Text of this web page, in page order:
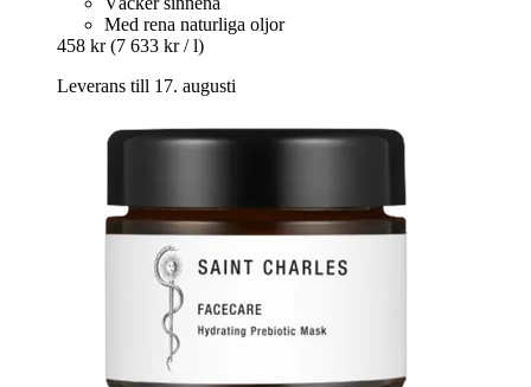
Med rena naturliga oljor
458 kr (7 633 kr / l)
Leverans till 17. augusti